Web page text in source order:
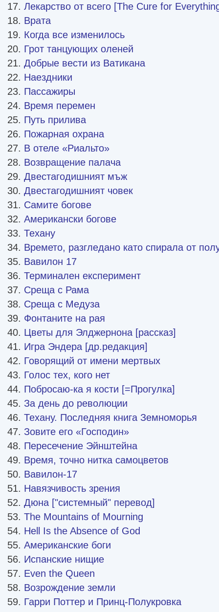
Лекарство от всего [The Cure for
Врата
Когда все изменилось
Грот танцующих оленей
Добрые вести из Ватикана
Наездники
Пассажиры
Время перемен
Путь прилива
Пожарная охрана
В отеле «Риальто»
Возвращение палача
Двестагодишният мъж
Двестагодишният човек
Самите богове
Американски богове
Техану
Времето, разгледано като спирала от
Вавилон 17
Терминален експеримент
Среща с Рама
Среща с Медуза
Фонтаните на рая
Цветы для Элджернона [рассказ]
Игра Эндера [др.редакция]
Говорящий от имени мертвых
Голос тех, кого нет
Побросаю-ка я кости [=Прогулка]
За день до революции
Техану. Последняя книга Земноморья
Зовите его «Господин»
Пересечение Эйнштейна
Время, точно нитка самоцветов
Вавилон-17
Навязчивость зрения
Дюна ["системный" перевод]
The Mountains of Mourning
Hell Is the Absence of God
Американские боги
Испанские нищие
Even the Queen
Возрождение земли
Гарри Поттер и Принц-Полукровка